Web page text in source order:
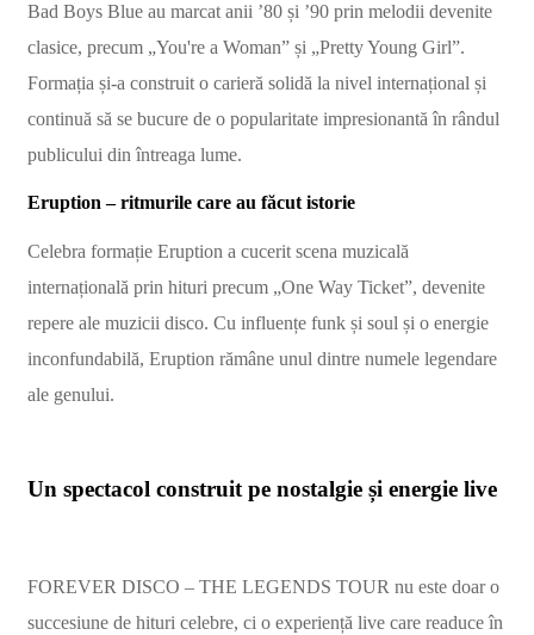
Bad Boys Blue au marcat anii ’80 și ’90 prin melodii devenite
clasice, precum „You're a Woman” și „Pretty Young Girl”.
Formația și-a construit o carieră solidă la nivel internațional și
continuă să se bucure de o popularitate impresionantă în rândul
publicului din întreaga lume.
Eruption – ritmurile care au făcut istorie
Celebra formație Eruption a cucerit scena muzicală
internațională prin hituri precum „One Way Ticket”, devenite
repere ale muzicii disco. Cu influențe funk și soul și o energie
inconfundabilă, Eruption rămâne unul dintre numele legendare
ale genului.
Un spectacol construit pe nostalgie și energie live
FOREVER DISCO – THE LEGENDS TOUR nu este doar o
succesiune de hituri celebre, ci o experiență live care readuce în